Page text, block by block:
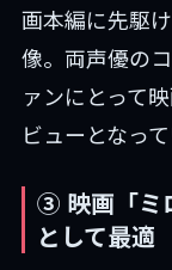
画本編に先駆
像。両声優の
ァンにとって
ビューとなって
③ 映画「ミ
として最適